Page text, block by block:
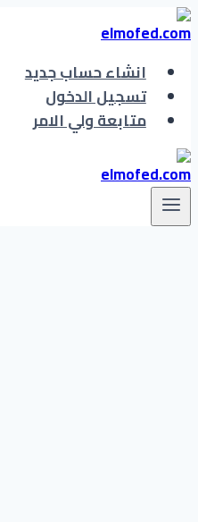
التجاوز
إلى
المحتوىانشاء حساب جديد
تسجيل الدخول
متابعة ولي الامر